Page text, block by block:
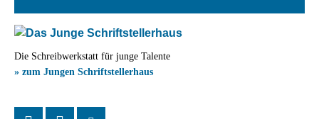
Die Schreibwerkstatt für junge Talente
» zum Jungen Schriftstellerhaus